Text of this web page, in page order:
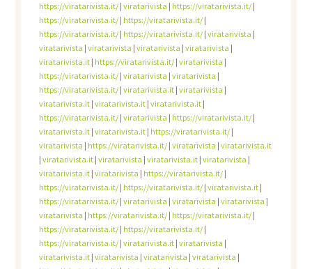
https://viratarivista.it/| viratarivista | https://viratarivista.it/|
https://viratarivista.it/| https://viratarivista.it/|
https://viratarivista.it/| https://viratarivista.it/| viratarivista |
viratarivista | viratarivista | viratarivista | viratarivista |
viratarivista.it| https://viratarivista.it/| viratarivista |
https://viratarivista.it/| viratarivista | viratarivista |
https://viratarivista.it/| viratarivista.it| viratarivista |
viratarivista.it| viratarivista.it| viratarivista.it|
https://viratarivista.it/| viratarivista | https://viratarivista.it/|
viratarivista.it| viratarivista.it| https://viratarivista.it/|
viratarivista | https://viratarivista.it/| viratarivista | viratarivista.it
| viratarivista.it| viratarivista | viratarivista.it| viratarivista |
viratarivista.it| viratarivista | https://viratarivista.it/|
https://viratarivista.it/| https://viratarivista.it/| viratarivista.it|
https://viratarivista.it/| viratarivista | viratarivista | viratarivista |
viratarivista | https://viratarivista.it/| https://viratarivista.it/|
https://viratarivista.it/| https://viratarivista.it/|
https://viratarivista.it/| viratarivista.it| viratarivista |
viratarivista.it| viratarivista | viratarivista | viratarivista |